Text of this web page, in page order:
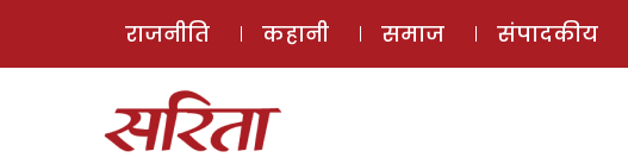
राजनीति कहानी समाज संपादकीय